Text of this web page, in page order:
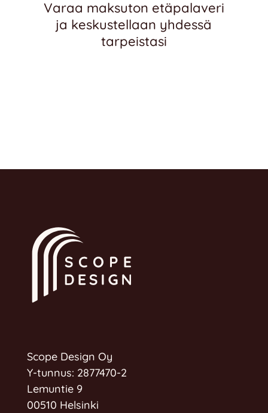
Varaa maksuton etäpalaveri
ja keskustellaan yhdessä
tarpeistasi
Scope Design Oy
Y-tunnus: 2877470-2
Lemuntie 9
00510 Helsinki